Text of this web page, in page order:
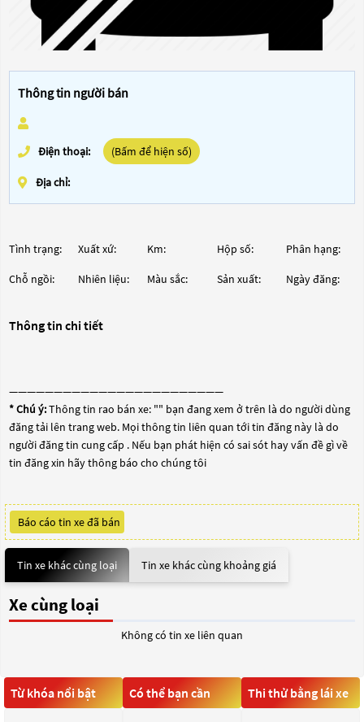
Thông tin người bán
Điện thoại: (Bấm để hiện số)
Địa chỉ:
Tình trạng: Xuất xứ: Km: Hộp số: Phân hạng:
Chỗ ngồi: Nhiên liệu: Màu sắc: Sản xuất: Ngày đăng:
Thông tin chi tiết
————————————————————————
* Chú ý:Thông tin rao bán xe: "" bạn đang xem ở trên là do người dùng
đăng tải lên trang web. Mọi thông tin liên quan tới tin đăng này là do
người đăng tin cung cấp . Nếu bạn phát hiện có sai sót hay vấn đề gì về
tin đăng xin hãy thông báo cho chúng tôi
Báo cáo tin xe đã bán
Tin xe khác cùng loại Tin xe khác cùng khoảng giá
Xe cùng loại
Không có tin xe liên quan
Từ khóa nổi bật Có thể bạn cần Thi thử bằng lái xe